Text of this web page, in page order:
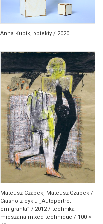
Anna Kubik, obiekty / 2020
Mateusz Czapek, Mateusz Czapek /
Ciasno z cyklu „Autoportret
emigranta” / 2012 / technika
mieszana mixed technique / 100 ×